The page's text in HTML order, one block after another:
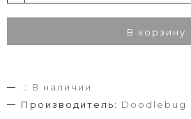
В корзину
.:
В наличии
Производитель: Doodlebug